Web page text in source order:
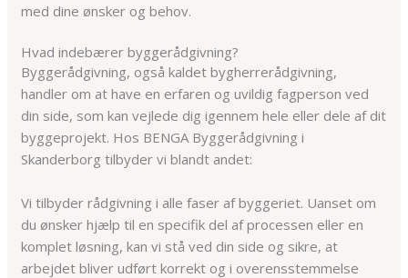
med dine ønsker og behov.
Hvad indebærer byggerådgivning?
Byggerådgivning, også kaldet bygherrerådgivning,
handler om at have en erfaren og uvildig fagperson ved
din side, som kan vejlede dig igennem hele eller dele af dit
byggeprojekt. Hos BENGA Byggerådgivning i
Skanderborg tilbyder vi blandt andet:
Vi tilbyder rådgivning i alle faser af byggeriet. Uanset om
du ønsker hjælp til en specifik del af processen eller en
komplet løsning, kan vi stå ved din side og sikre, at
arbejdet bliver udført korrekt og i overensstemmelse